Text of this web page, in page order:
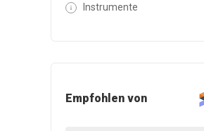
Instrumente
Empfohlen von